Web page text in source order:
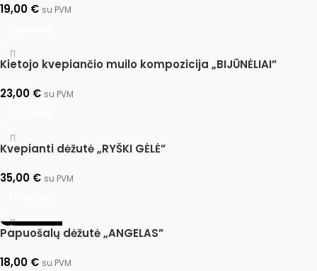
19,00 € su PVM
Kietojo kvepiančio muilo kompozicija „BIJŪNĖLIAI”
23,00 € su PVM
Kvepianti dėžutė „RYŠKI GĖLĖ”
35,00 € su PVM
IŠPARDUOTA
Papuošalų dėžutė „ANGELAS”
18,00 € su PVM